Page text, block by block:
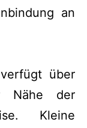
an
über
Nähe der
Kleine